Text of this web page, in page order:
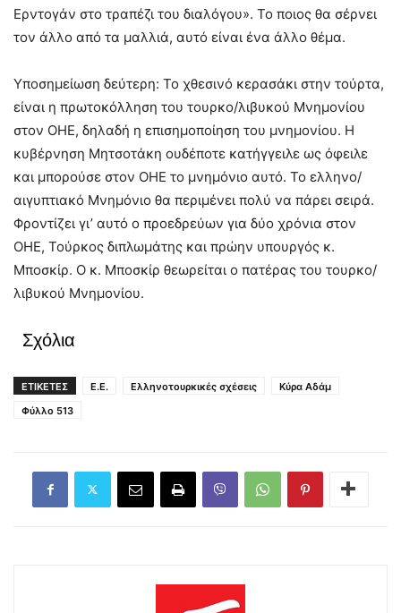
Ερντογάν στο τραπέζι του διαλόγου». Το ποιος θα σέρνει
τον άλλο από τα μαλλιά, αυτό είναι ένα άλλο θέμα.
Υποσημείωση δεύτερη: Το χθεσινό κερασάκι στην τούρτα,
είναι η πρωτοκόλληση του τουρκο/λιβυκού Μνημονίου
στον ΟΗΕ, δηλαδή η επισημοποίηση του μνημονίου. Η
κυβέρνηση Μητσοτάκη ουδέποτε κατήγγειλε ως όφειλε
και μπορούσε στον ΟΗΕ το μνημόνιο αυτό. Το ελληνο/
αιγυπτιακό Μνημόνιο θα περιμένει πολύ να πάρει σειρά.
Φροντίζει γι’ αυτό ο προεδρεύων για δύο χρόνια στον
ΟΗΕ, Τούρκος διπλωμάτης και πρώην υπουργός κ.
Μποσκίρ. Ο κ. Μποσκίρ θεωρείται ο πατέρας του τουρκο/
λιβυκού Μνημονίου.
Σχόλια
ΕΤΙΚΕΤΕΣ Ε.Ε. Ελληνοτουρκικές σχέσεις
Κύρα Αδάμ
Φύλλο 513